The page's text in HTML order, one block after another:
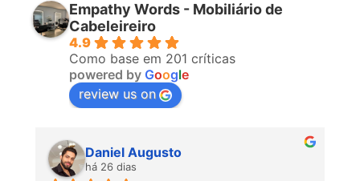
Empathy Words - Mobiliário de
Cabeleireiro
4.9
Como base em 201 críticas
powered by Google
review us on
Daniel Augusto
há 26 dias